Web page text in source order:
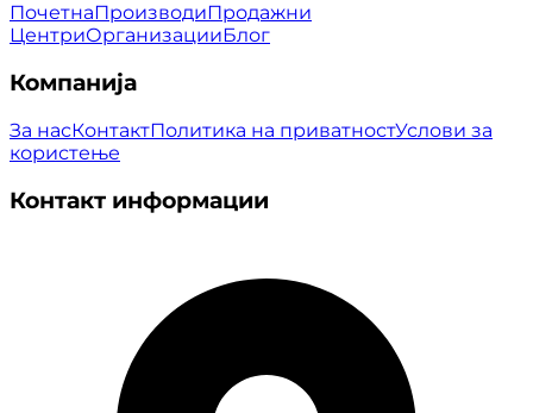
ПочетнаПроизводиПродажни
ЦентриОрганизацииБлог
Компанија
За насКонтактПолитика на приватностУслови за
користење
Контакт информации